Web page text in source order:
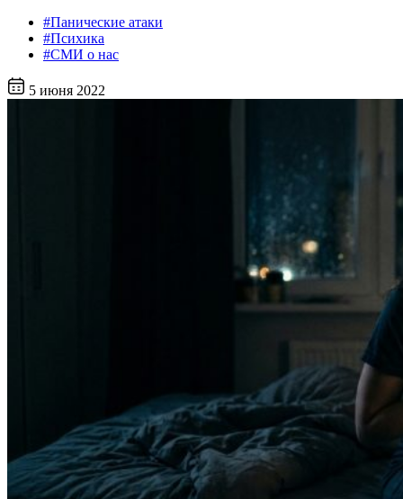
#Панические атаки
#Психика
#СМИ о нас
5 июня 2022